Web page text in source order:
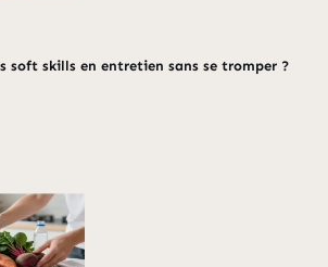
soft skills en entretien sans se tromper ?